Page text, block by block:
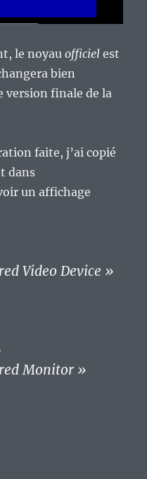
le noyauofficiel est
bien
version finale de la
faite, j’ai copié
dans
un affichage
Video Device »
Monitor »